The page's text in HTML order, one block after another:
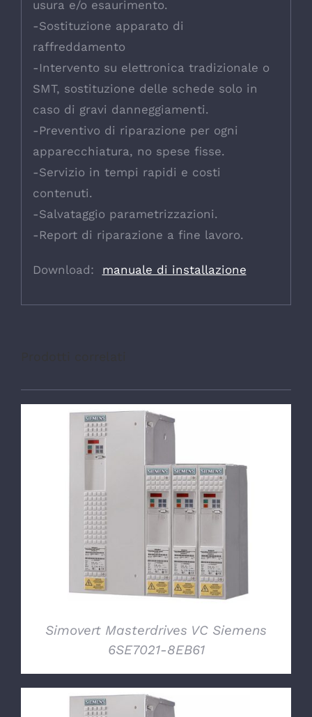
usura e/o esaurimento.
-Sostituzione apparato di
raffreddamento
-Intervento su elettronica tradizionale o
SMT, sostituzione delle schede solo in
caso di gravi danneggiamenti.
-Preventivo di riparazione per ogni
apparecchiatura, no spese fisse.
-Servizio in tempi rapidi e costi
contenuti.
-Salvataggio parametrizzazioni.
-Report di riparazione a fine lavoro.
Download: manuale di installazione
DETTAGLI
Simovert Masterdrives VC Siemens
6SE7021-8EB61